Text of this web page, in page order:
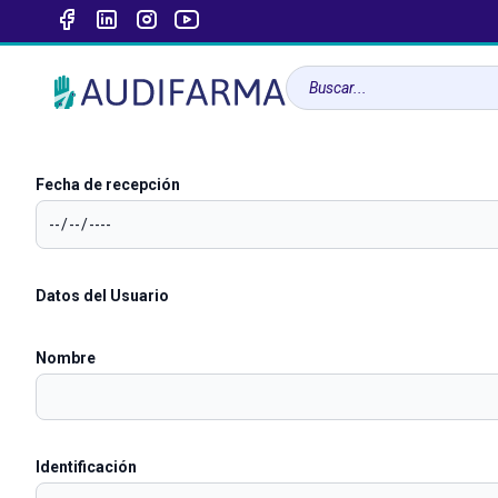
Fecha de recepción
Datos del Usuario
Nombre
Identificación